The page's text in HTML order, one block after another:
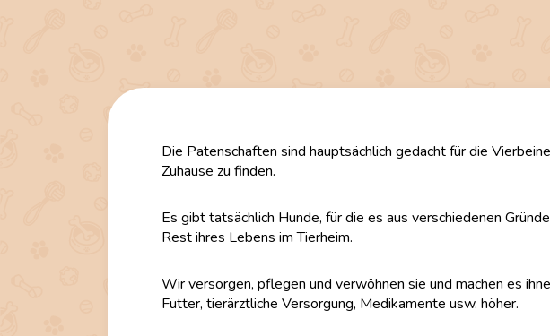
Die Patenschaften sind hauptsächlich gedacht für die
Zuhause zu finden.
Es gibt tatsächlich Hunde, für die es aus verschiedenen
Rest ihres Lebens im Tierheim.
Wir versorgen, pflegen und verwöhnen sie und machen es
Futter, tierärztliche Versorgung, Medikamente usw. höher.